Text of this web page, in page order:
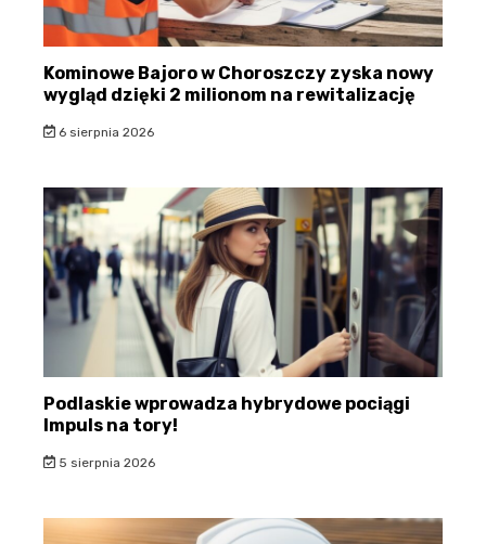
Kominowe Bajoro w Choroszczy zyska nowy
wygląd dzięki 2 milionom na rewitalizację
6 sierpnia 2026
Podlaskie wprowadza hybrydowe pociągi
Impuls na tory!
5 sierpnia 2026